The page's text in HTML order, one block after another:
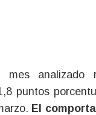
analizado
puntos
El